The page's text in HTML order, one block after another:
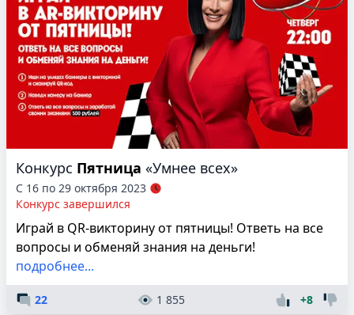
Конкурс Пятница «Умнее всех»
С 16 по 29 октября 2023
Конкурс завершился
Играй в QR-викторину от пятницы! Ответь на все
вопросы и обменяй знания на деньги!
подробнее...
22 1 855 +8